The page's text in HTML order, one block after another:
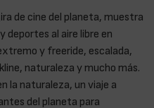
de cine del planeta, muestra
deportes al aire libre en
y freeride, escalada,
naturaleza y mucho más.
la naturaleza, un viaje a
del planeta para